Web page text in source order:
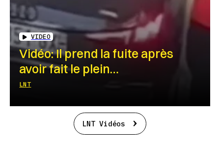
VIDEO
Vidéo: Il prend la fuite après
avoir fait le plein…
LNT
LNT Vidéos